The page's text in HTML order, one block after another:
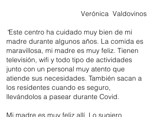
Verónica Valdovinos
“Este centro ha cuidado muy bien de mi
madre durante algunos años. La comida es
maravillosa, mi madre es muy feliz. Tienen
televisión, wifi y todo tipo de actividades
junto con un personal muy atento que
atiende sus necesidades. También sacan a
los residentes cuando es seguro,
llevándolos a pasear durante Covid.
Mi madre es muy feliz allí. Lo sugiero